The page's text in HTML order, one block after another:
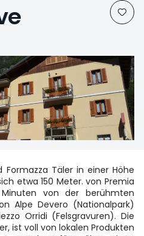
Formazza Täler in einer Höhe
etwa 150 Meter. von Premia
von der berühmten
Alpe Devero (Nationalpark)
Orridi (Felsgravuren). Die
ist voll von lokalen Produkten